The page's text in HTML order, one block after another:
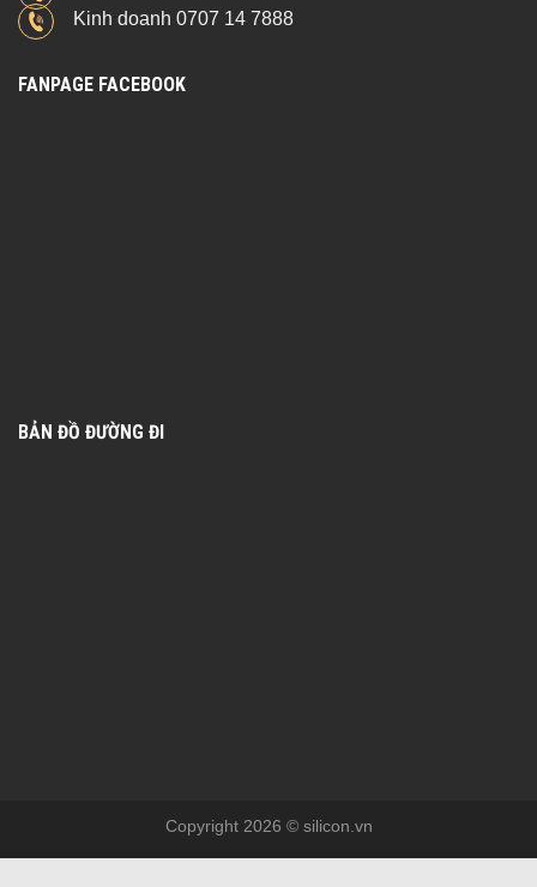
Kinh doanh 0707 14 7888
FANPAGE FACEBOOK
BẢN ĐỒ ĐƯỜNG ĐI
Copyright 2026 © silicon.vn